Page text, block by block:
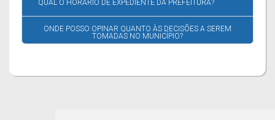
QUAL O HORÁRIO DE EXPEDIENTE DA PREFEITURA?
ONDE POSSO OPINAR QUANTO ÀS DECISÕES A SEREM
TOMADAS NO MUNICÍPIO?